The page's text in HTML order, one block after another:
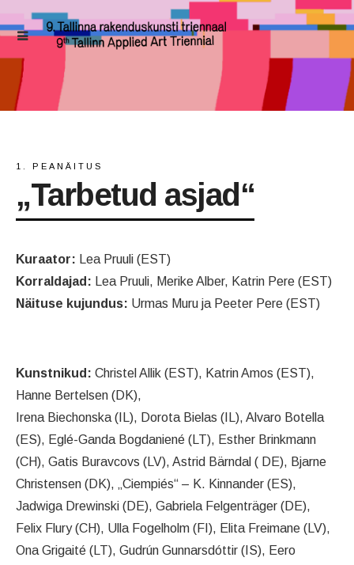
1. PEANÄITUS
„Tarbetud asjad“
Kuraator: Lea Pruuli (EST)
Korraldajad:
Lea Pruuli, Merike Alber, Katrin Pere (EST)
Näituse kujundus: Urmas Muru ja Peeter Pere (EST)
Kunstnikud: Christel Allik (EST), Katrin Amos (EST),
Hanne Bertelsen (DK),
Irena Biechonska (IL), Dorota Bielas (IL), Alvaro Botella
(ES), Eglé-Ganda Bogdaniené (LT), Esther Brinkmann
(CH), Gatis Buravcovs (LV), Astrid Bärndal ( DE), Bjarne
Christensen (DK), „Ciempiés“ – K. Kinnander (ES),
Jadwiga Drewinski (DE), Gabriela Felgenträger (DE),
Felix Flury (CH), Ulla Fogelholm (FI), Elita Freimane (LV),
Ona Grigaité (LT), Gudrún Gunnarsdóttir (IS), Eero